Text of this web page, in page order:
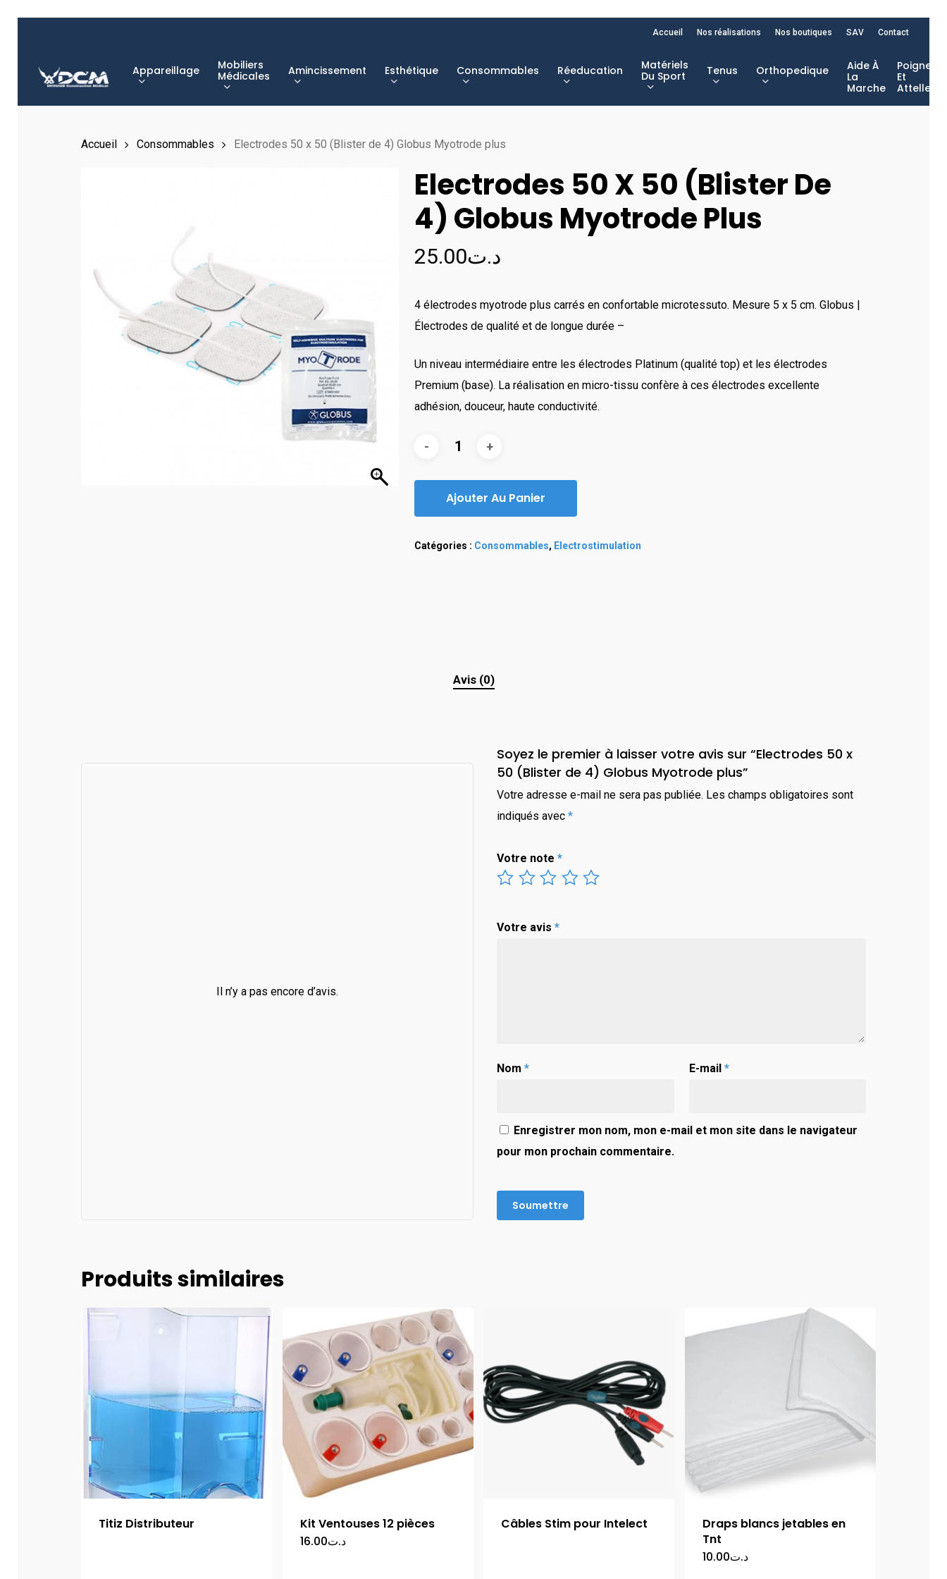
Accueil Nos réalisations Nos boutiques SAV Contact
Hit enter to search or ESC to close
Appareillage
Mobiliers
Médicales
Amincissement Esthétique Consommables Réeducation
Matériels
Du Sport
Tenus Orthopedique
Aide À
La
Marche
Poignet
Et
Attelles
Accueil Consommables Electrodes 50 x 50 (Blister de 4) Globus Myotrode plus
Electrodes 50 X 50 (Blister De
4) Globus Myotrode Plus
د.ت25.00
4 électrodes myotrode plus carrés en confortable microtessuto. Mesure 5 x 5 cm. Globus |
Électrodes de qualité et de longue durée –
Un niveau intermédiaire entre les électrodes Platinum (qualité top) et les électrodes
Premium (base). La réalisation en micro-tissu confère à ces électrodes excellente
adhésion, douceur, haute conductivité.
Ajouter Au Panier
Catégories : Consommables, Electrostimulation
Avis (0)
Il n’y a pas encore d’avis.
Soyez le premier à laisser votre avis sur “Electrodes 50 x
50 (Blister de 4) Globus Myotrode plus”
Votre adresse e-mail ne sera pas publiée. Les champs obligatoires sont
indiqués avec*
Votre note*
Votre avis*
Nom* E-mail *
Enregistrer mon nom, mon e-mail et mon site dans le navigateur
pour mon prochain commentaire.
Produits similaires
Titiz Distributeur
Kit Ventouses 12 pièces
د.ت16.00
Câbles Stim pour Intelect
Draps blancs jetables en
Tnt
د.ت10.00